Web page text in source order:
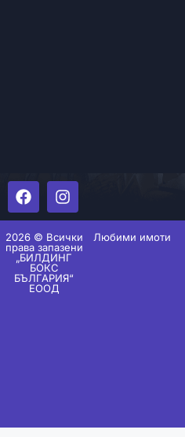
2026 © Всички
права запазени
„БИЛДИНГ
БОКС
БЪЛГАРИЯ“
ЕООД
Любими имоти